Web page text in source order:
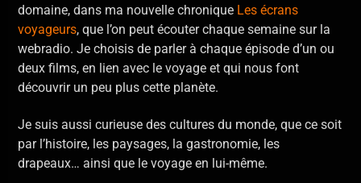
domaine, dans ma nouvelle chronique Les écrans
voyageurs, que l’on peut écouter chaque semaine sur la
webradio. Je choisis de parler à chaque épisode d’un ou
deux films, en lien avec le voyage et qui nous font
découvrir un peu plus cette planète.
Je suis aussi curieuse des cultures du monde, que ce soit
par l’histoire, les paysages, la gastronomie, les
drapeaux… ainsi que le voyage en lui-même.